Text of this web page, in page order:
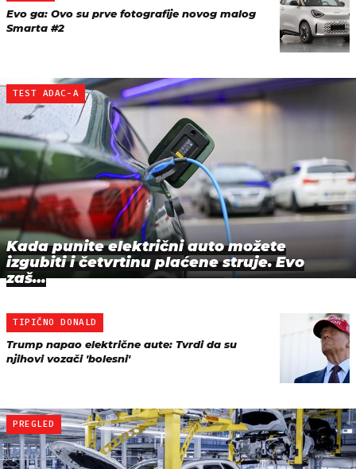
Evo ga: Ovo su prve fotografije novog malog
Smarta #2
TEST ADAC-A
Kada punite električni auto možete
izgubiti i četvrtinu plaćene struje. Evo
zaš…
TIPIČNO DONALD
Trump napao električne aute: Tvrdi da su
njihovi vozači 'bolesni'
PREGLED